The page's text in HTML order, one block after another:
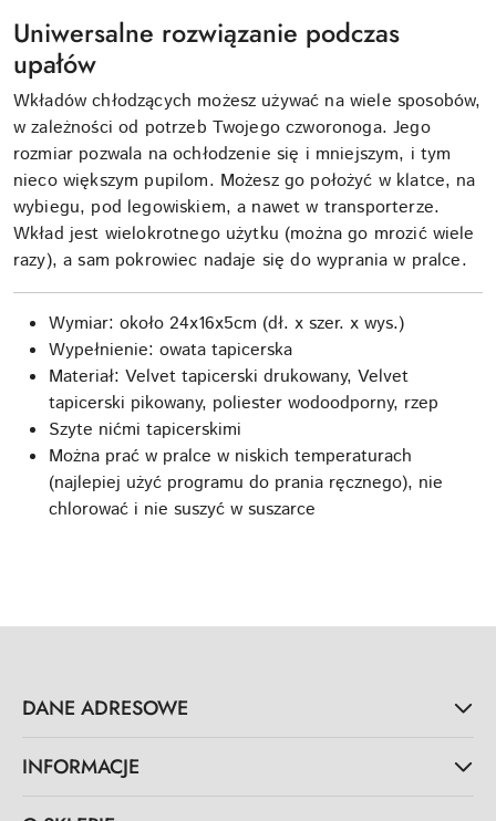
Uniwersalne rozwiązanie podczas
upałów
Wkładów chłodzących możesz używać na wiele sposobów,
w zależności od potrzeb Twojego czworonoga. Jego
rozmiar pozwala na ochłodzenie się i mniejszym, i tym
nieco większym pupilom. Możesz go położyć w klatce, na
wybiegu, pod legowiskiem, a nawet w transporterze.
Wkład jest wielokrotnego użytku (można go mrozić wiele
razy), a sam pokrowiec nadaje się do wyprania w pralce.
Wymiar: około 24x16x5cm (dł. x szer. x wys.)
Wypełnienie: owata tapicerska
Materiał: Velvet tapicerski drukowany, Velvet
tapicerski pikowany, poliester wodoodporny, rzep
Szyte nićmi tapicerskimi
Można prać w pralce w niskich temperaturach
(najlepiej użyć programu do prania ręcznego), nie
chlorować i nie suszyć w suszarce
DANE ADRESOWE
INFORMACJE